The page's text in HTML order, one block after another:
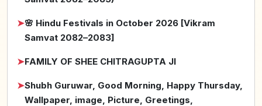
➤🌸 Hindu Festivals in October 2026 [Vikram
Samvat 2082–2083]
➤FAMILY OF SHEE CHITRAGUPTA JI
➤Shubh Guruwar, Good Morning, Happy Thursday,
Wallpaper, image, Picture, Greetings,